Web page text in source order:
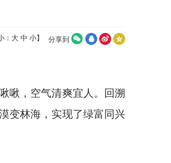
： 大 中 小】 分享到
啾，空气清爽宜人。回溯
变林海，实现了绿富同兴